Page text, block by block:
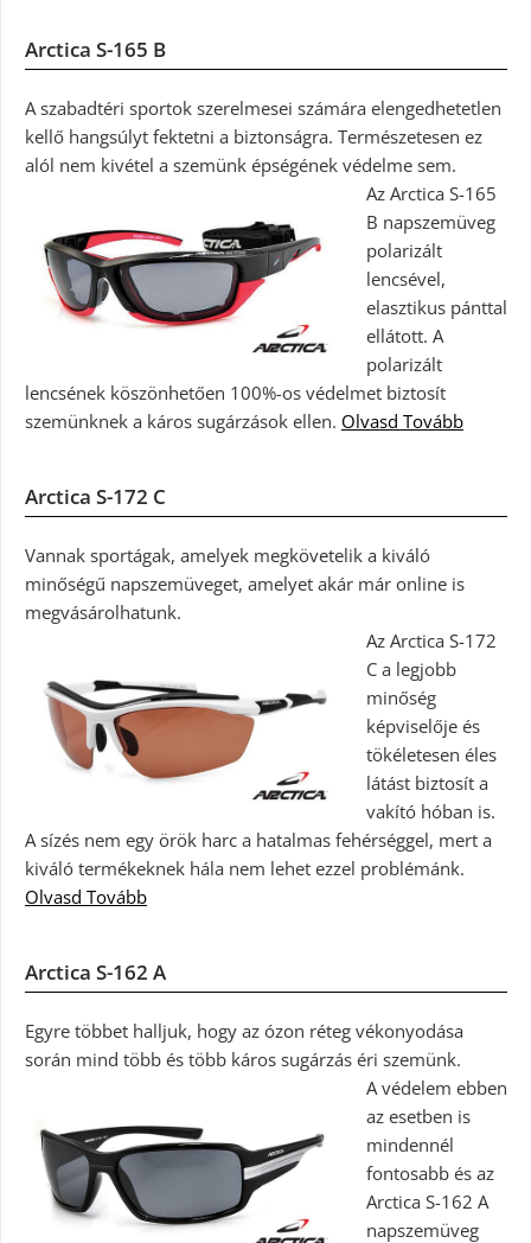
Arctica S-165 B
A szabadtéri sportok szerelmesei számára elengedhetetlen
kellő hangsúlyt fektetni a biztonságra. Természetesen ez
alól nem kivétel a szemünk épségének védelme sem.
Az Arctica S-165
B napszemüveg
polarizált
lencsével,
elasztikus pánttal
ellátott. A
polarizált
lencsének köszönhetően 100%-os védelmet biztosít
szemünknek a káros sugárzások ellen. Olvasd Tovább
Arctica S-172 C
Vannak sportágak, amelyek megkövetelik a kiváló
minőségű napszemüveget, amelyet akár már online is
megvásárolhatunk.
Az Arctica S-172
C a legjobb
minőség
képviselője és
tökéletesen éles
látást biztosít a
vakító hóban is.
A sízés nem egy örök harc a hatalmas fehérséggel, mert a
kiváló termékeknek hála nem lehet ezzel problémánk.
Olvasd Tovább
Arctica S-162 A
Egyre többet halljuk, hogy az ózon réteg vékonyodása
során mind több és több káros sugárzás éri szemünk.
A védelem ebben
az esetben is
mindennél
fontosabb és az
Arctica S-162 A
napszemüveg